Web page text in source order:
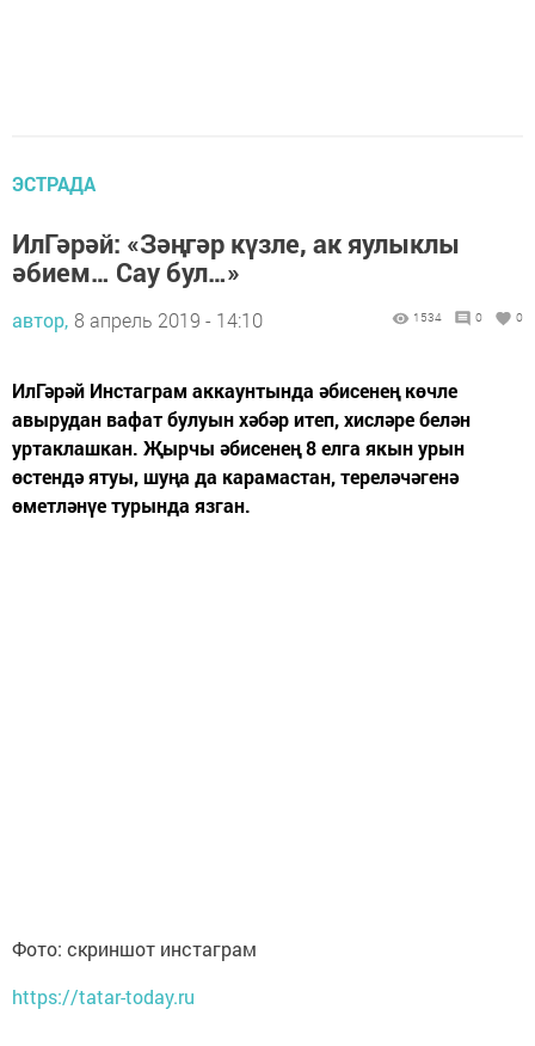
ЭСТРАДА
ИлГәрәй: «Зәңгәр күзле, ак яулыклы
әбием… Сау бул…»
автор, 8 апрель 2019 - 14:10 1534 0 0
ИлГәрәй Инстаграм аккаунтында әбисенең көчле
авырудан вафат булуын хәбәр итеп, хисләре белән
уртаклашкан. Җырчы әбисенең 8 елга якын урын
өстендә ятуы, шуңа да карамастан, тереләчәгенә
өметләнүе турында язган.
Фото: скриншот инстаграм
https://tatar-today.ru